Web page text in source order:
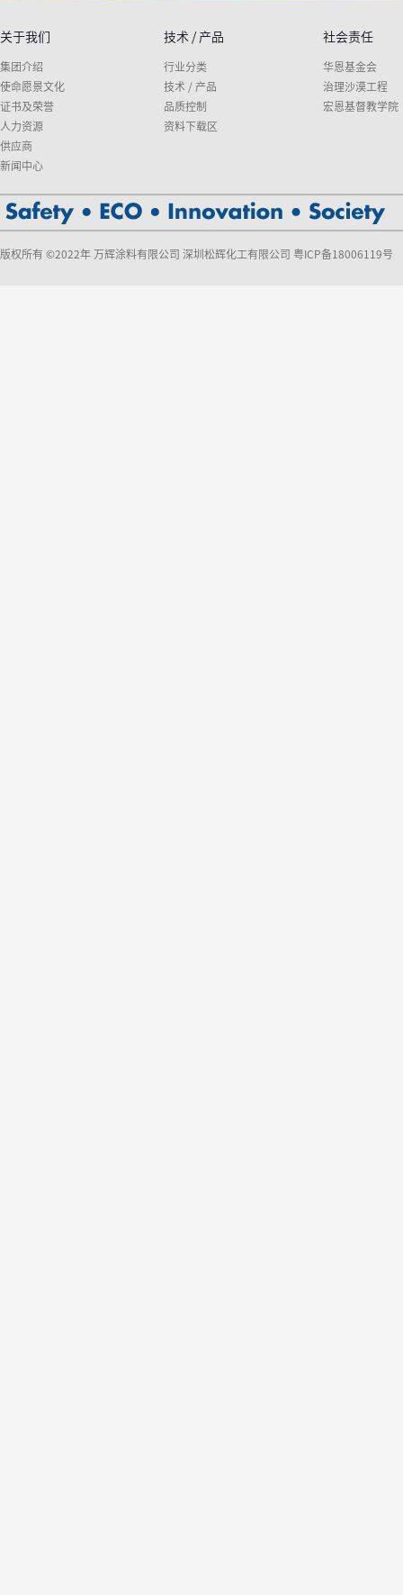
关于我们
集团介绍
使命愿景文化
证书及荣誉
人力资源
供应商
新闻中心
技术 / 产品
行业分类
技术 / 产品
品质控制
资料下载区
社会责任
华恩基金会
治理沙漠工程
宏恩基督教学院
版权所有 ©2022年 万辉涂料有限公司 深圳松辉化工有限公司 粤ICP备18006119号